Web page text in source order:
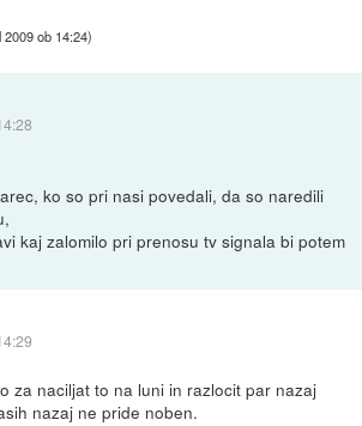
2009 ob 14:24)
ko so pri nasi povedali, da so naredili
kaj zalomilo pri prenosu tv signala bi potem
za naciljat to na luni in razlocit par nazaj
nazaj ne pride noben.